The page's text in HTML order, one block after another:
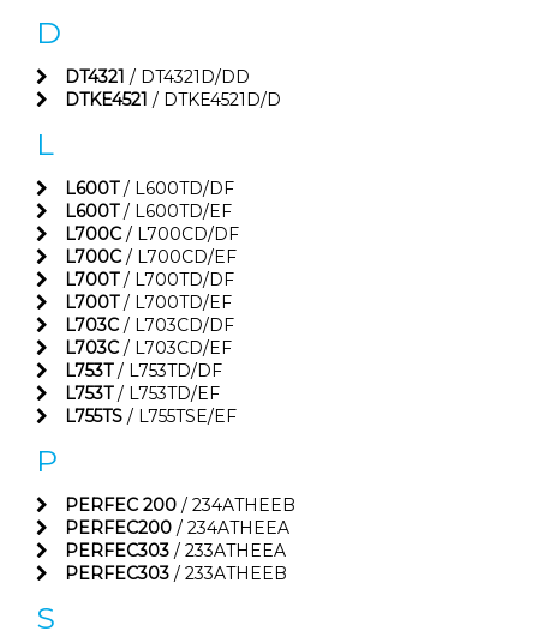
D
DT4321 / DT4321D/DD
DTKE4521 / DTKE4521D/D
L
L600T/ L600TD/DF
L600T/ L600TD/EF
L700C / L700CD/DF
L700C / L700CD/EF
L700T/ L700TD/DF
L700T/ L700TD/EF
L703C / L703CD/DF
L703C / L703CD/EF
L753T/ L753TD/DF
L753T/ L753TD/EF
L755TS / L755TSE/EF
P
PERFEC 200 / 234ATHEEB
PERFEC200 / 234ATHEEA
PERFEC303 / 233ATHEEA
PERFEC303 / 233ATHEEB
S